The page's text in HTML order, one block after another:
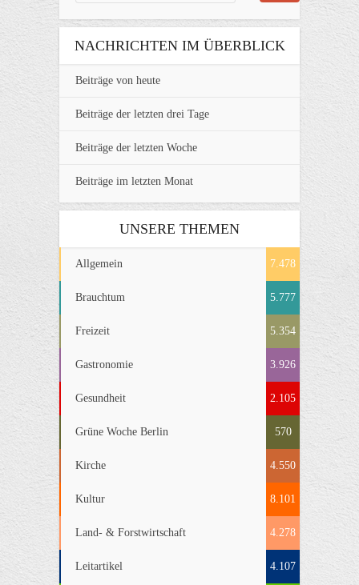
NACHRICHTEN IM ÜBERBLICK
Beiträge von heute
Beiträge der letzten drei Tage
Beiträge der letzten Woche
Beiträge im letzten Monat
UNSERE THEMEN
Allgemein 7.478
Brauchtum 5.777
Freizeit 5.354
Gastronomie 3.926
Gesundheit 2.105
Grüne Woche Berlin 570
Kirche 4.550
Kultur 8.101
Land- & Forstwirtschaft 4.278
Leitartikel 4.107